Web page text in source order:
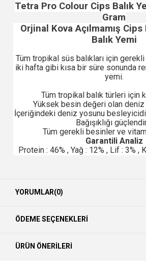
Tetra Pro Colour Cips Balık
Gram
Orjinal Kova Açılmamış
Balık Yemi
Tüm tropikal süs balıkları için
iki hafta gibi kısa bir süre sonunda
yemi.
Tüm tropikal balık türleri için
Yüksek besin değeri olan deniz
İçeriğindeki deniz yosunu
Bağışıklığı
Tüm gerekli besinler ve
Garantili Analiz
Protein : 46% , Yağ : 12% , Lif : 3% ,
YORUMLAR(0)
ÖDEME SEÇENEKLERI
ÜRÜN ÖNERILERI